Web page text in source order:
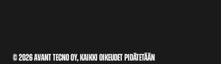
© 2026 AVANT TECNO OY, KAIKKI OIKEUDET PIDÄTETÄÄN